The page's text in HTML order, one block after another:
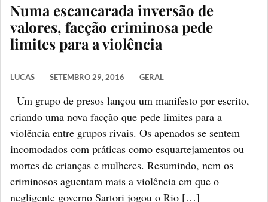
Numa escancarada inversão de
valores, facção criminosa pede
limites para a violência
LUCAS SETEMBRO 29, 2016 GERAL
Um grupo de presos lançou um manifesto por escrito,
criando uma nova facção que pede limites para a
violência entre grupos rivais. Os apenados se sentem
incomodados com práticas como esquartejamentos ou
mortes de crianças e mulheres. Resumindo, nem os
criminosos aguentam mais a violência em que o
negligente governo Sartori jogou o Rio […]